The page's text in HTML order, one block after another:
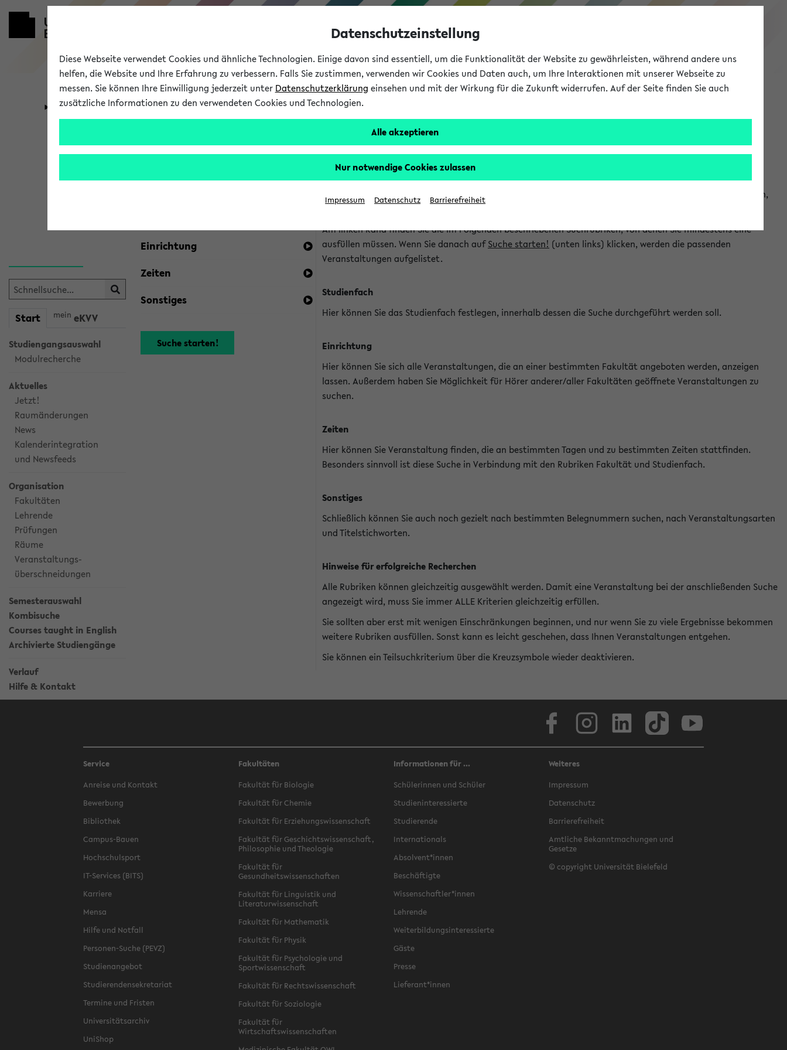
eKVV
Universität Forschung Studium
Start mein eKVV
Studiengangsauswahl
Modulrecherche
Aktuelles
Jetzt!
Raumänderungen
News
Kalenderintegration
und Newsfeeds
Organisation
Fakultäten
Lehrende
Prüfungen
Räume
Veranstaltungs-
überschneidungen
Semesterauswahl
Kombisuche
Courses taught in English
Archivierte Studiengänge
Verlauf
Hilfe & Kontakt
Kombisuche im eKVV
Ihre Suchkriterien:
Einrichtung
Zeiten
Sonstiges
Hinweise zur Kombisuche
Sie können das eKVV nach diversen Kriterien durchsuchen und so gezielt die Veranstaltungen heraussuchen,
die für Sie interessant sind.
Am linken Rand finden Sie die im Folgenden beschriebenen Suchrubriken, von denen Sie mindestens eine
ausfüllen müssen. Wenn Sie danach aufSuche starten! (unten links) klicken, werden die passenden
Veranstaltungen aufgelistet.
Studienfach
Hier können Sie das Studienfach festlegen, innerhalb dessen die Suche durchgeführt werden soll.
Einrichtung
Hier können Sie sich alle Veranstaltungen, die an einer bestimmten Fakultät angeboten werden, anzeigen
lassen. Außerdem haben Sie Möglichkeit für Hörer anderer/aller Fakultäten geöffnete Veranstaltungen zu
suchen.
Zeiten
Hier können Sie Veranstaltung finden, die an bestimmten Tagen und zu bestimmten Zeiten stattfinden.
Besonders sinnvoll ist diese Suche in Verbindung mit den Rubriken Fakultät und Studienfach.
Sonstiges
Schließlich können Sie auch noch gezielt nach bestimmten Belegnummern suchen, nach Veranstaltungsarten
und Titelstichworten.
Hinweise für erfolgreiche Recherchen
Alle Rubriken können gleichzeitig ausgewählt werden. Damit eine Veranstaltung bei der anschließenden Suche
angezeigt wird, muss Sie immer ALLE Kriterien gleichzeitig erfüllen.
Sie sollten aber erst mit wenigen Einschränkungen beginnen, und nur wenn Sie zu viele Ergebnisse bekommen
weitere Rubriken ausfüllen. Sonst kann es leicht geschehen, dass Ihnen Veranstaltungen entgehen.
Sie können ein Teilsuchkriterium über die Kreuzsymbole wieder deaktivieren.
Service
Anreise und Kontakt
Bewerbung
Bibliothek
Campus-Bauen
Hochschulsport
IT-Services (BITS)
Karriere
Mensa
Hilfe und Notfall
Personen-Suche (PEVZ)
Studienangebot
Studierendensekretariat
Termine und Fristen
Universitätsarchiv
UniShop
Fakultäten
Fakultät für Biologie
Fakultät für Chemie
Fakultät für Erziehungswissenschaft
Fakultät für Geschichtswissenschaft,
Philosophie und Theologie
Fakultät für
Gesundheitswissenschaften
Fakultät für Linguistik und
Literaturwissenschaft
Fakultät für Mathematik
Fakultät für Physik
Fakultät für Psychologie und
Sportwissenschaft
Fakultät für Rechtswissenschaft
Fakultät für Soziologie
Fakultät für
Wirtschaftswissenschaften
Informationen für ...
Schülerinnen und Schüler
Studieninteressierte
Studierende
Internationals
Absolvent*innen
Beschäftigte
Wissenschaftler*innen
Lehrende
Weiterbildungsinteressierte
Gäste
Presse
Lieferant*innen
Weiteres
Impressum
Datenschutz
Barrierefreiheit
Amtliche Bekanntmachungen und
Gesetze
© copyright Universität Bielefeld
Datenschutzeinstellung
Diese Webseite verwendet Cookies und ähnliche Technologien. Einige davon sind essentiell, um die Funktionalität der Website zu gewährleisten, während andere uns
helfen, die Website und Ihre Erfahrung zu verbessern. Falls Sie zustimmen, verwenden wir Cookies und Daten auch, um Ihre Interaktionen mit unserer Webseite zu
messen. Sie können Ihre Einwilligung jederzeit unter Datenschutzerklärung einsehen und mit der Wirkung für die Zukunft widerrufen. Auf der Seite finden Sie auch
zusätzliche Informationen zu den verwendeten Cookies und Technologien.
Alle akzeptieren
Nur notwendige Cookies zulassen
Impressum Datenschutz Barrierefreiheit